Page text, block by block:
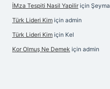
İMza Tespiti Nasil Yapilir için Şeyma
Türk Lideri Kim için admin
Türk Lideri Kim için Kel
Kor Olmuş Ne Demek için admin